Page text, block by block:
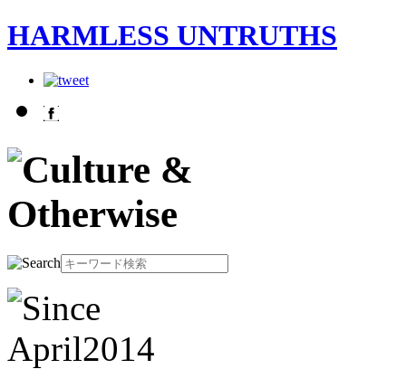
HARMLESS UNTRUTHS